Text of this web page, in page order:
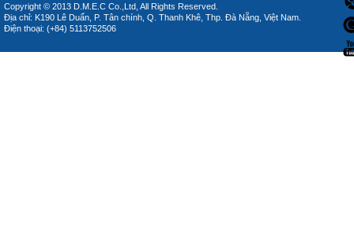
Copyright © 2013 D.M.E.C Co.,Ltd, All Rights Reserved.
Địa chỉ: K190 Lê Duẩn, P. Tân chính, Q. Thanh Khê, Thp. Đà Nẵng, Việt Nam.
Điện thoại: (+84) 5113752506